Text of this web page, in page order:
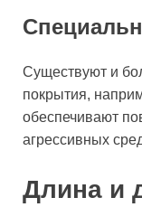
Существуют и
покрытия,
обеспечивают
агрессивных
Длина и